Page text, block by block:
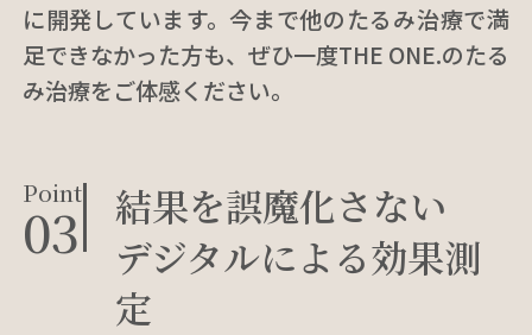
に開発しています。今まで他のたるみ治療で満
足できなかった方も、ぜひ一度THE ONE.のたる
み治療をご体感ください。
Point
03
結果を誤魔化さない
デジタルによる効果測
定